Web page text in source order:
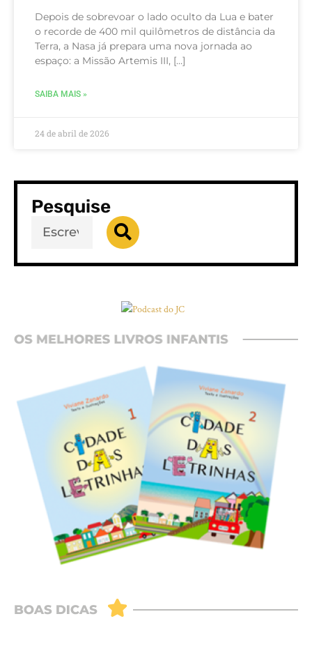
Depois de sobrevoar o lado oculto da Lua e bater
o recorde de 400 mil quilômetros de distância da
Terra, a Nasa já prepara uma nova jornada ao
espaço: a Missão Artemis III, […]
SAIBA MAIS »
24 de abril de 2026
Pesquise